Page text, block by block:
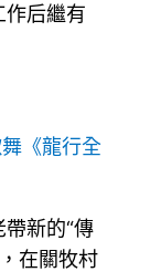
作后繼有
《龍行全
新的“傳
在關牧村